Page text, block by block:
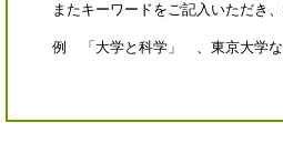
またキーワードをご記入いただき
例 「大学と科学」 、東京大学